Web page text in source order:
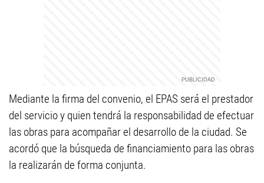
Mediante la firma del convenio, el EPAS será el prestador
del servicio y quien tendrá la responsabilidad de efectuar
las obras para acompañar el desarrollo de la ciudad. Se
acordó que la búsqueda de financiamiento para las obras
la realizarán de forma conjunta.